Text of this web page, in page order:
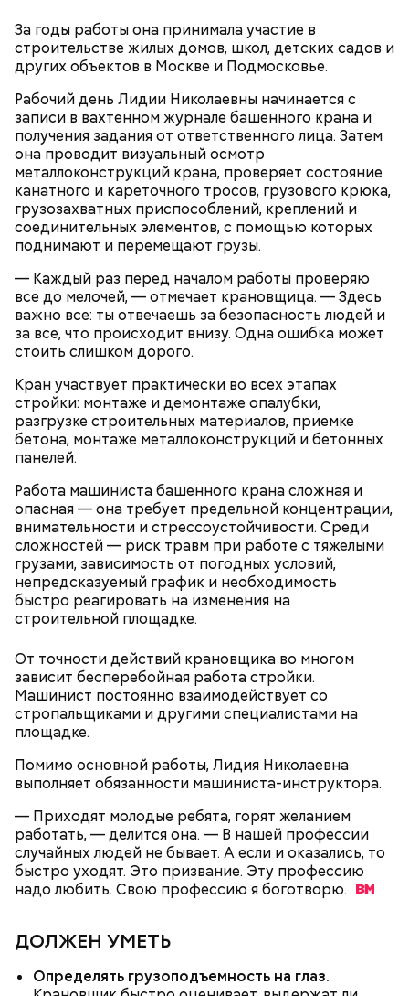
За годы работы она принимала участие в
строительстве жилых домов, школ, детских садов и
других объектов в Москве и Подмосковье.
Рабочий день Лидии Николаевны начинается с
записи в вахтенном журнале башенного крана и
получения задания от ответственного лица. Затем
она проводит визуальный осмотр
металлоконструкций крана, проверяет состояние
канатного и кареточного тросов, грузового крюка,
грузозахватных приспособлений, креплений и
соединительных элементов, с помощью которых
поднимают и перемещают грузы.
— Каждый раз перед началом работы проверяю
все до мелочей, — отмечает крановщица. — Здесь
важно все: ты отвечаешь за безопасность людей и
за все, что происходит внизу. Одна ошибка может
стоить слишком дорого.
Кран участвует практически во всех этапах
стройки: монтаже и демонтаже опалубки,
разгрузке строительных материалов, приемке
бетона, монтаже металлоконструкций и бетонных
панелей.
Работа машиниста башенного крана сложная и
опасная — она требует предельной концентрации,
внимательности и стрессоустойчивости. Среди
сложностей — риск травм при работе с тяжелыми
грузами, зависимость от погодных условий,
непредсказуемый график и необходимость
быстро реагировать на изменения на
строительной площадке.
От точности действий крановщика во многом
зависит бесперебойная работа стройки.
Машинист постоянно взаимодействует со
стропальщиками и другими специалистами на
площадке.
Помимо основной работы, Лидия Николаевна
выполняет обязанности машиниста-инструктора.
— Приходят молодые ребята, горят желанием
работать, — делится она. — В нашей профессии
случайных людей не бывает. А если и оказались, то
быстро уходят. Это призвание. Эту профессию
надо любить. Свою профессию ябоготворю.
ДОЛЖЕН УМЕТЬ
Определять грузоподъемность на глаз.
День «Счастье случается»
День «Счастье случается» был инициирован
Тайным обществом счастливых людей, чтобы
напомнить людям, что счастье на самом деле
можно, поделившись с другими людьми
счастливыми моментами из своей жизни.
190 градусов. Спагетти из кабачка нужно запекать
Уберут отеки и улучшат зрение:
диетолог Соломатина рассказала
о пользе кабачков
Кабачки, тушеные с курицей
Ингредиенты:
Как приготовить домашний
майонез: три простых рецепта
объяснила, в чем заключается
польза сезонных овощей и
фруктов